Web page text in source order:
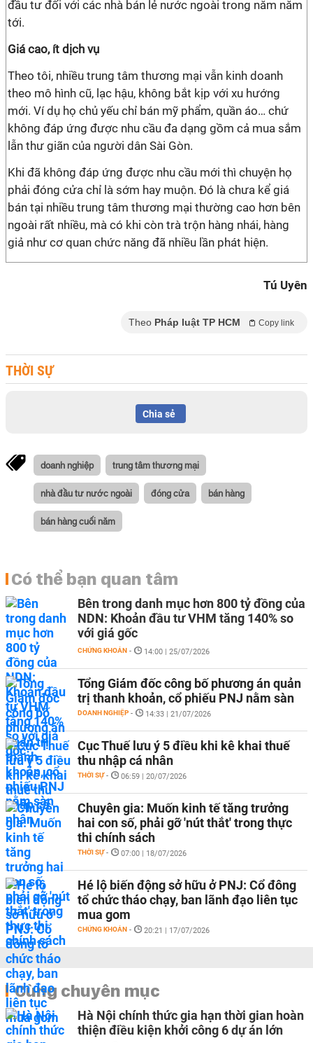
đầu tư đối với các nhà bán lẻ nước ngoài trong năm năm
tới.
Giá cao, ít dịch vụ
Theo tôi, nhiều trung tâm thương mại vẫn kinh doanh
theo mô hình cũ, lạc hậu, không bắt kịp với xu hướng
mới. Ví dụ họ chủ yếu chỉ bán mỹ phẩm, quần áo… chứ
không đáp ứng được nhu cầu đa dạng gồm cả mua sắm
lẫn thư giãn của người dân Sài Gòn.
Khi đã không đáp ứng được nhu cầu mới thì chuyện họ
phải đóng cửa chỉ là sớm hay muộn. Đó là chưa kể giá
bán tại nhiều trung tâm thương mại thường cao hơn bên
ngoài rất nhiều, mà có khi còn trà trộn hàng nhái, hàng
giả như cơ quan chức năng đã nhiều lần phát hiện.
Tú Uyên
Theo Pháp luật TP HCM Copy link
THỜI SỰ
Chia sẻ
doanh nghiệp trung tâm thương mại
nhà đầu tư nước ngoài đóng cửa bán hàng
bán hàng cuối năm
Có thể bạn quan tâm
Bên trong danh mục hơn 800 tỷ đồng của
NDN: Khoản đầu tư VHM tăng 140% so
với giá gốc
CHỨNG KHOÁN - 14:00 | 25/07/2026
Tổng Giám đốc công bố phương án quản
trị thanh khoản, cổ phiếu PNJ nằm sàn
DOANH NGHIỆP - 14:33 | 21/07/2026
Cục Thuế lưu ý 5 điều khi kê khai thuế
thu nhập cá nhân
THỜI SỰ - 06:59 | 20/07/2026
Chuyên gia: Muốn kinh tế tăng trưởng
hai con số, phải gỡ 'nút thắt' trong thực
thi chính sách
THỜI SỰ - 07:00 | 18/07/2026
Hé lộ biến động sở hữu ở PNJ: Cổ đông
tổ chức tháo chạy, ban lãnh đạo liên tục
mua gom
CHỨNG KHOÁN - 20:21 | 17/07/2026
Cùng chuyên mục
Hà Nội chính thức gia hạn thời gian hoàn
thiện điều kiện khởi công 6 dự án lớn